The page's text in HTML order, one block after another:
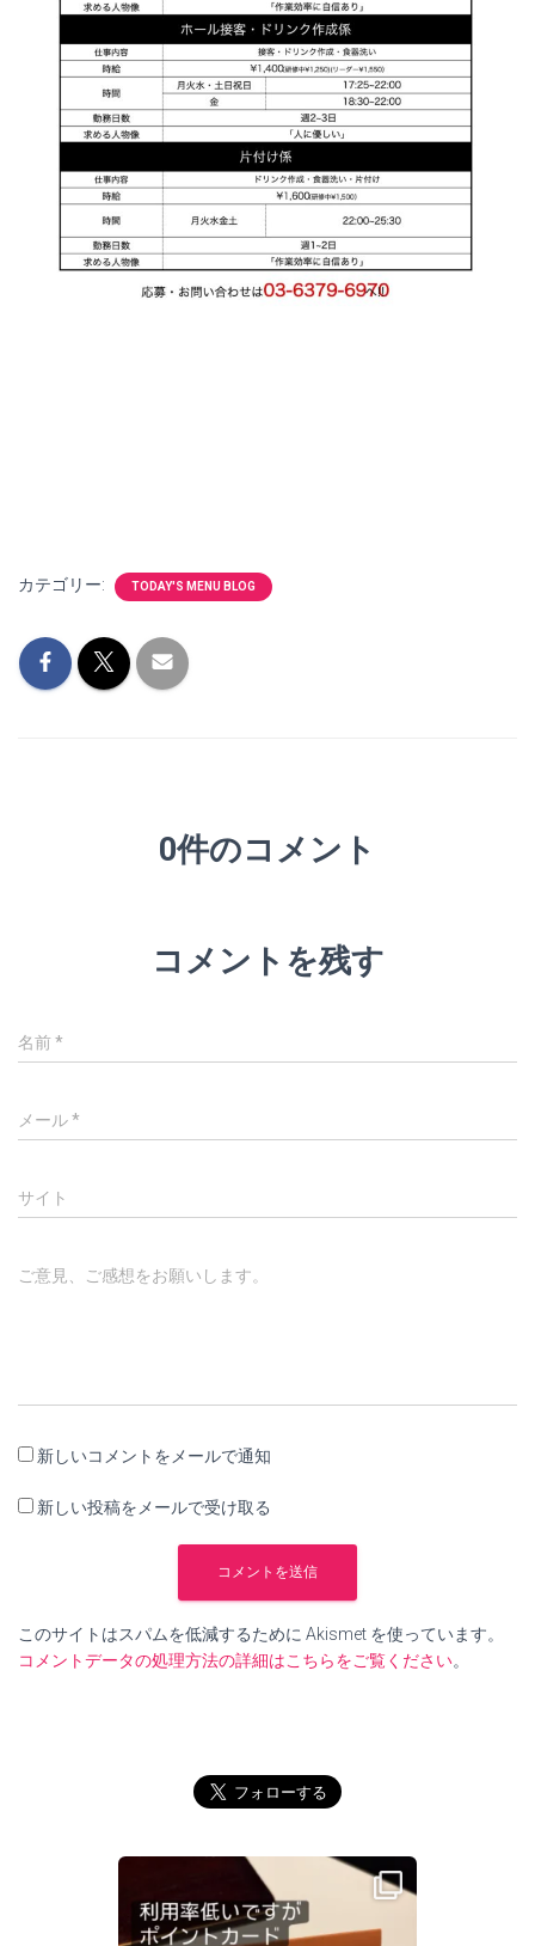
カテゴリー: TODAY'S MENU BLOG
0件のコメント
コメントを残す
名前*
メール*
サイト
ご意見、ご感想をお願いします。
新しいコメントをメールで通知
新しい投稿をメールで受け取る
このサイトはスパムを低減するために Akismet を使っています。
コメントデータの処理方法の詳細はこちらをご覧ください。